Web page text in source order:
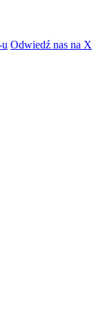
Odwiedź nas na X